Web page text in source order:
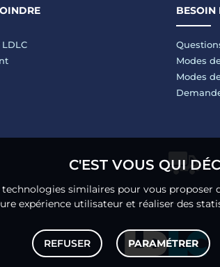
BESOIN
Modes
Modes
C'EST VOUS QUI
similaires pour vous proposer
expérience utilisateur et réaliser des
REFUSER PARAMÉTRER